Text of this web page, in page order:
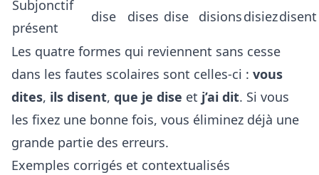
Subjonctif
présent
dise dises dise disionsdisiezdisent
Les quatre formes qui reviennent sans cesse
dans les fautes scolaires sont celles-ci : vous
dites, ils disent, que je dise et j’ai dit. Si vous
les fixez une bonne fois, vous éliminez déjà une
grande partie des erreurs.
Exemples corrigés et contextualisés